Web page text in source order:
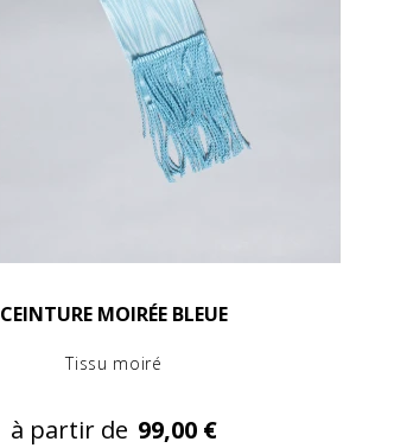
CEINTURE MOIRÉE BLEUE
Tissu moiré
à partir de 99,00 €